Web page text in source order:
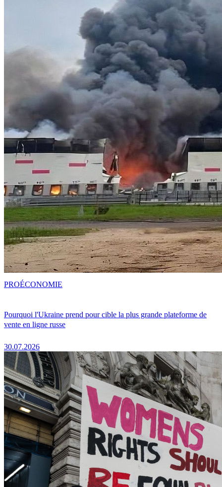
Pourquoi l'Ukraine prend pour cible la plus grande plateforme de
vente en ligne russe
30.07.2026
PROÉCONOMIE